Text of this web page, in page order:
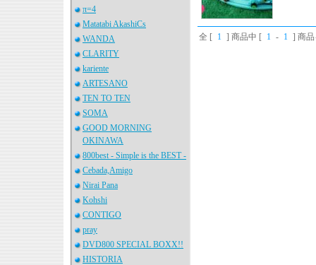
π=4
Matatabi AkashiCs
WANDA
CLARITY
kariente
ARTESANO
TEN TO TEN
SOMA
GOOD MORNING
OKINAWA
800best - Simple is the BEST -
Cebada,Amigo
Nirai Pana
Kohshi
CONTIGO
pray
DVD800 SPECIAL BOXX!!
HISTORIA
全 [ 1 ] 商品中 [ 1 - 1 ] 商